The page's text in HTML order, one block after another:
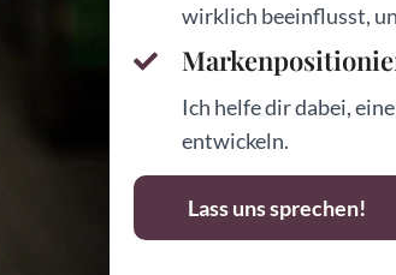
wirklich beeinflusst,
Ich helfe dir dabei,
entwickeln.
Lass uns sprechen!